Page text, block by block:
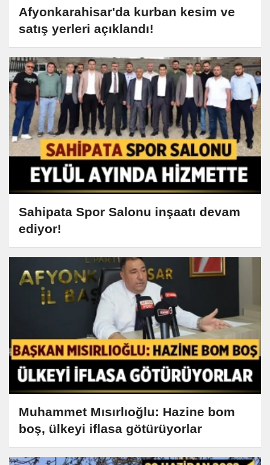
Afyonkarahisar'da kurban kesim ve
satış yerleri açıklandı!
Sahipata Spor Salonu inşaatı devam
ediyor!
Muhammet Mısırlıoğlu: Hazine bom
boş, ülkeyi iflasa götürüyorlar